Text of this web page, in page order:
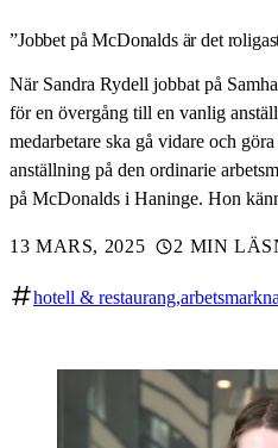
”Jobbet på McDonalds är det
När Sandra Rydell jobbat på
för en övergång till en vanlig
medarbetare ska gå vidare och
anställning på den ordinarie
på McDonalds i Haninge. Hon
13 MARS, 2025 2 MIN
hotell & restaurang